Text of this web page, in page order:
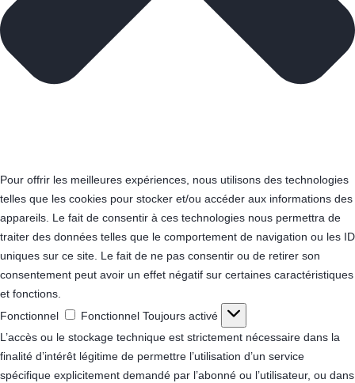
Pour offrir les meilleures expériences, nous utilisons des technologies
telles que les cookies pour stocker et/ou accéder aux informations des
appareils. Le fait de consentir à ces technologies nous permettra de
traiter des données telles que le comportement de navigation ou les ID
uniques sur ce site. Le fait de ne pas consentir ou de retirer son
consentement peut avoir un effet négatif sur certaines caractéristiques
et fonctions.
Fonctionnel
Fonctionnel Toujours activé
L’accès ou le stockage technique est strictement nécessaire dans la
finalité d’intérêt légitime de permettre l’utilisation d’un service
spécifique explicitement demandé par l’abonné ou l’utilisateur, ou dans